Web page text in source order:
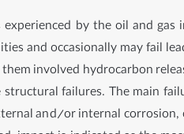
by the oil and gas
and occasionally may fail
involved hydrocarbon
failures. The main
and/or internal